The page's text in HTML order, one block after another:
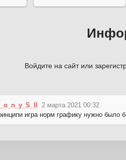
Войдите на сайт или
2 марта 2021 00:32
игра норм графику нужно было